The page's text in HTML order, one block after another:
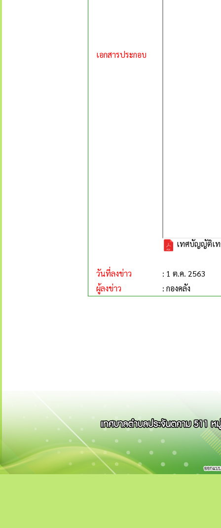
เอกสารประกอบ
เทศบัญญัติเท
วันที่ลงข่าว
: 1 ต.ค. 2563
ผู้ลงข่าว
: กองคลัง